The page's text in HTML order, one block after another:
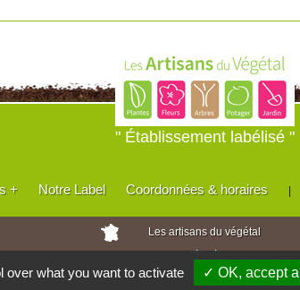
" Établissement labélisé "
+ Notre Label Coordonnées & horaires |
Les artisans du végétal
Horticulteurs et pépinièristes de France
WEBEnseignes
what you want to activate ✓ OK, accept all